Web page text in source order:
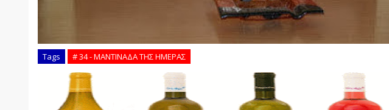
Tags # 34 - ΜΑΝΤΙΝΑΔΑ ΤΗΣ ΗΜΕΡΑΣ